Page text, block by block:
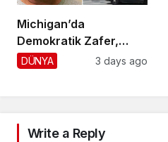
Michigan’da
Demokratik Zafer,
Cumhuriyetçilere
DÜNYA 3 days ago
Write a Reply